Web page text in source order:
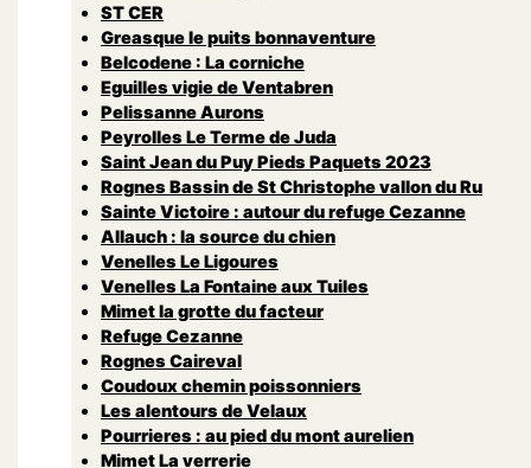
ST CER
Greasque le puits bonnaventure
Belcodene : La corniche
Eguilles vigie de Ventabren
Pelissanne Aurons
Peyrolles Le Terme de Juda
Saint Jean du Puy Pieds Paquets 2023
Rognes Bassin de St Christophe vallon du Ru
Sainte Victoire : autour du refuge Cezanne
Allauch : la source du chien
Venelles Le Ligoures
Venelles La Fontaine aux Tuiles
Mimet la grotte du facteur
Refuge Cezanne
Rognes Caireval
Coudoux chemin poissonniers
Les alentours de Velaux
Pourrieres : au pied du mont aurelien
Mimet La verrerie